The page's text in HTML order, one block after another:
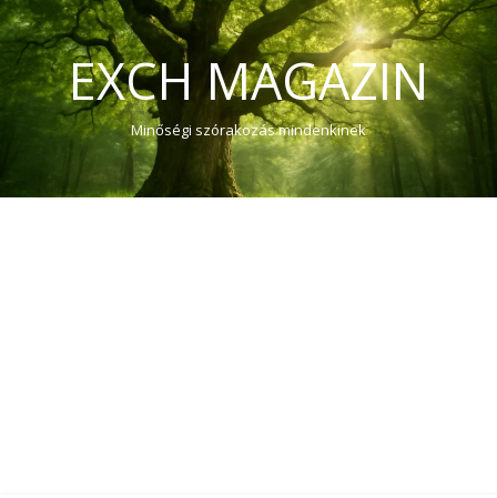
EXCH MAGAZIN
Minőségi szórakozás mindenkinek